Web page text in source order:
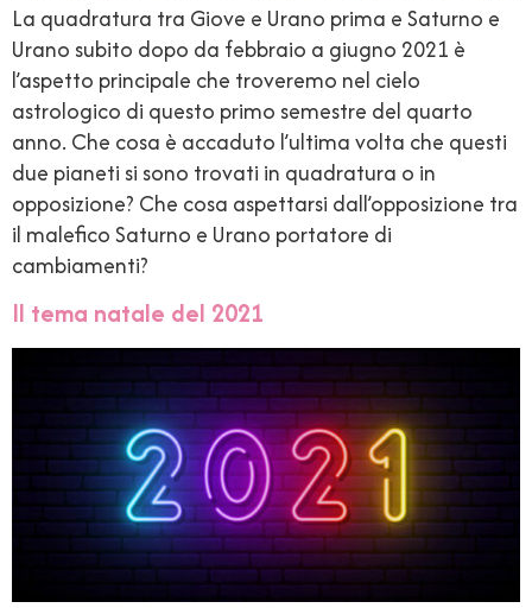
La quadratura tra Giove e Urano prima e Saturno e
Urano subito dopo da febbraio a giugno 2021 è
l’aspetto principale che troveremo nel cielo
astrologico di questo primo semestre del quarto
anno. Che cosa è accaduto l’ultima volta che questi
due pianeti si sono trovati in quadratura o in
opposizione? Che cosa aspettarsi dall’opposizione tra
il malefico Saturno e Urano portatore di
cambiamenti?
Il tema natale del 2021